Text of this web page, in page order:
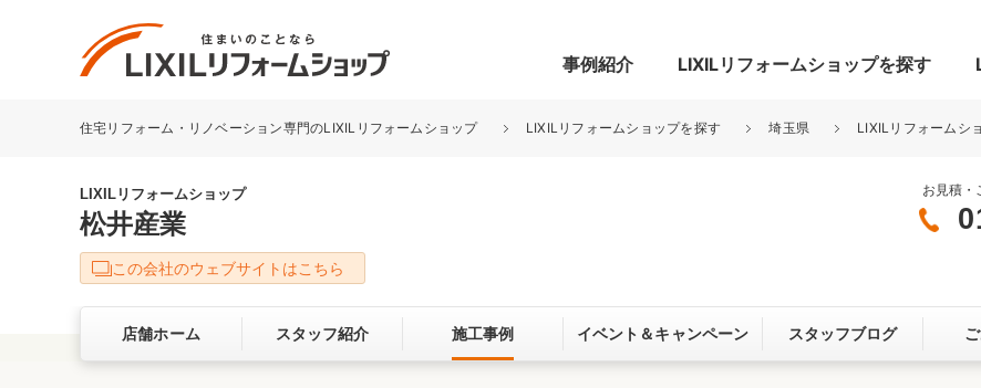
事例紹介
リフォーム事例を探す
キッチン
洗面化粧室 トイレ 玄関まわり 門まわり
ベランダ・バルコニー ガーデンスペース カースペース
LIXILリフォームショップを探す
LIXILリフォームショップについて
サービス向上・品質改善の取り組み お客さま満足度アンケート
ここちい
住宅リフォーム・リノベーション専門のLIXILリフォームショップ LIXILリフォームショップを探す 埼玉県 LIXILリフォームシ
LIXILリフォームショップ
松井産業
お見積・
この会社のウェブサイトはこちら
店舗ホーム スタッフ紹介 施工事例 イベント＆キャンペーン スタッフブログ